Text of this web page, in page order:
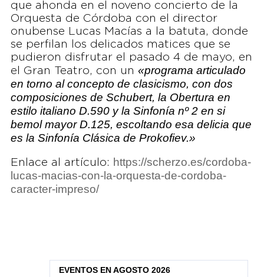
que ahonda en el noveno concierto de la
Orquesta de Córdoba con el director
onubense Lucas Macías a la batuta, donde
se perfilan los delicados matices que se
pudieron disfrutar el pasado 4 de mayo, en
el Gran Teatro, con un «programa articulado
en torno al concepto de clasicismo, con dos
composiciones de Schubert, la Obertura en
estilo italiano D.590 y la Sinfonía nº 2 en si
bemol mayor D.125, escoltando esa delicia que
es la Sinfonía Clásica de Prokofiev.»
Enlace al artículo:
https://scherzo.es/cordoba-
lucas-macias-con-la-orquesta-de-cordoba-
caracter-impreso/
EVENTOS EN AGOSTO 2026